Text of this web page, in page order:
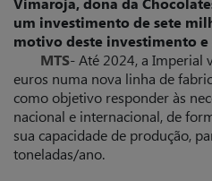
um investimento de sete
motivo deste investimento e
MTS- Até 2024, a Imperial
euros numa nova linha de
como objetivo responder às
nacional e internacional, de
sua capacidade de produção,
toneladas/ano.